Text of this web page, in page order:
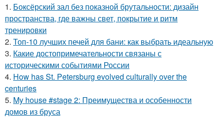
1. Боксёрский зал без показной брутальности: дизайн
пространства, где важны свет, покрытие и ритм
тренировки
2. Топ-10 лучших печей для бани: как выбрать идеальную
3. Какие достопримечательности связаны с
историческими событиями России
4. How has St. Petersburg evolved culturally over the
centuries
5. My house #stage 2: Преимущества и особенности
домов из бруса